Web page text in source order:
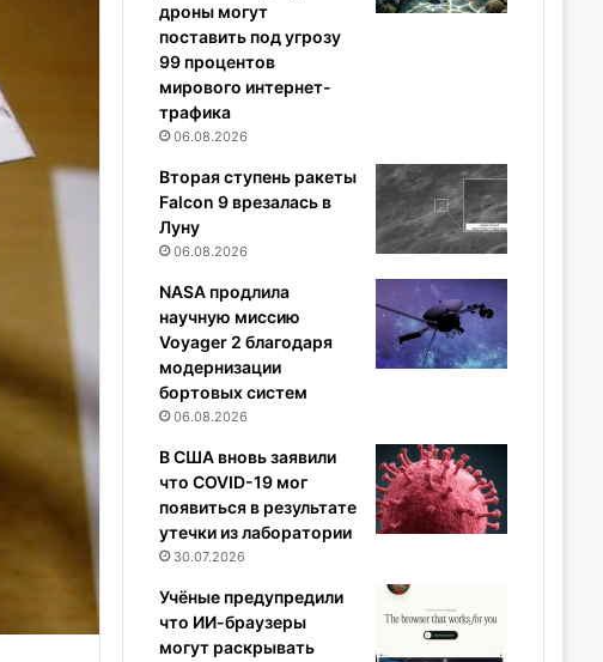
дроны могут
поставить под угрозу
99 процентов
мирового интернет-
трафика
06.08.2026
Вторая ступень ракеты
Falcon 9 врезалась в
Луну
06.08.2026
NASA продлила
научную миссию
Voyager 2 благодаря
модернизации
бортовых систем
06.08.2026
В США вновь заявили
что COVID-19 мог
появиться в результате
утечки из лаборатории
30.07.2026
Учёные предупредили
что ИИ-браузеры
могут раскрывать